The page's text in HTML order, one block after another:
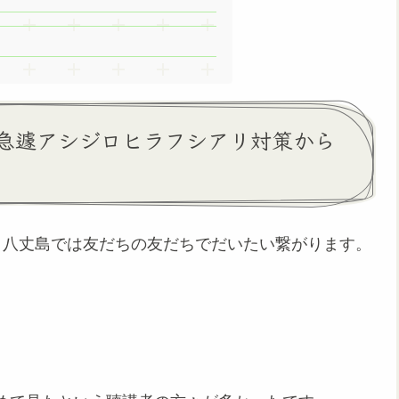
遽アシジロヒラフシアリ対策から
丈島では友だちの友だちでだいたい繋がります。